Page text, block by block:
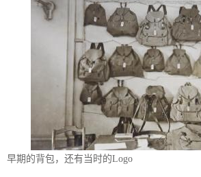
早期的背包，还有当时的Logo